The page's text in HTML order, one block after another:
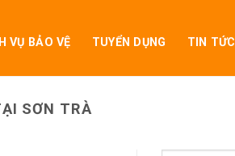
VỤ BẢO VỆ TUYỂN DỤNG TIN TỨC
SƠN TRÀ